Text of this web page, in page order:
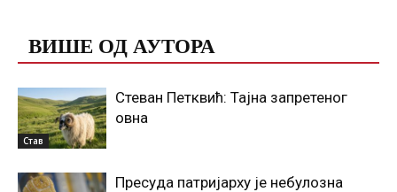
ВИШЕ ОД АУТОРА
Став
Стеван Петквић: Тајна запретеног
овна
Пресуда патријарху је небулозна